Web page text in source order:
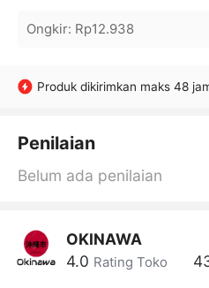
Ongkir: Rp12.938
Produk dikirimkan maks 48
Penilaian
Belum ada penilaian
OKINAWA
4.0 Rating Toko